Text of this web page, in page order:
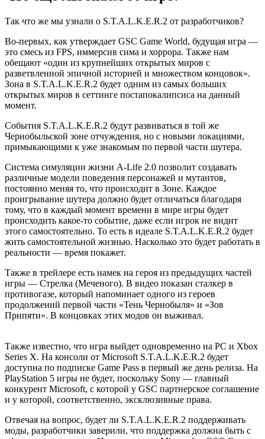
Так что же мы узнали о S.T.A.L.K.E.R.2 от разработчиков?
Во-первых, как утверждает GSC Game World, будущая игра —
это смесь из FPS, иммерсив сима и хоррора. Также нам
обещают «один из крупнейших открытых миров с
разветвленной эпичной историей и множеством концовок».
Зона в S.T.A.L.K.E.R.2 будет одним из самых больших
открытых миров в сеттинге постапокалипсиса на данный
момент.
События S.T.A.L.K.E.R.2 будут развиваться в той же
Чернобыльской зоне отчуждения, но с новыми локациями,
примыкающими к уже знакомым по первой части шутера.
Система симуляции жизни A-Life 2.0 позволит создавать
различные модели поведения персонажей и мутантов,
постоянно меняя то, что происходит в Зоне. Каждое
проигрывание шутера должно будет отличаться благодаря
тому, что в каждый момент времени в мире игры будет
происходить какое-то событие, даже если игрок не видит
этого самостоятельно. То есть в идеале S.T.A.L.K.E.R.2 будет
жить самостоятельной жизнью. Насколько это будет работать в
реальности — время покажет.
Также в трейлере есть намек на героя из предыдущих частей
игры — Стрелка (Меченого). В видео показан сталкер в
противогазе, который напоминает одного из героев
продолжений первой части «Тень Чернобыля» и «Зов
Припяти». В концовках этих модов он выживал.
Также известно, что игра выйдет одновременно на PC и Xbox
Series X. На консоли от Microsoft S.T.A.L.K.E.R.2 будет
доступна по подписке Game Pass в первый же день релиза. На
PlayStation 5 игры не будет, поскольку Sony — главный
конкурент Microsoft, с которой у GSC партнерское соглашение
и у которой, соответственно, эксклюзивные права.
Отвечая на вопрос, будет ли S.T.A.L.K.E.R.2 поддерживать
моды, разработчики заверили, что поддержка должна быть с